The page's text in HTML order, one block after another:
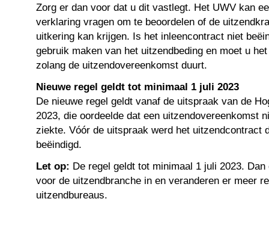
Zorg er dan voor dat u dit vastlegt. Het UWV kan
verklaring vragen om te beoordelen of de
uitkering kan krijgen. Is het inleencontract niet
gebruik maken van het uitzendbeding en moet u
zolang de uitzendovereenkomst duurt.
Nieuwe regel geldt tot minimaal 1 juli 2023
De nieuwe regel geldt vanaf de uitspraak van de
2023, die oordeelde dat een uitzendovereenkomst
ziekte. Vóór de uitspraak werd het uitzendcontract
beëindigd.
Let op: De regel geldt tot minimaal 1 juli 2023.
voor de uitzendbranche in en veranderen er meer
uitzendbureaus.